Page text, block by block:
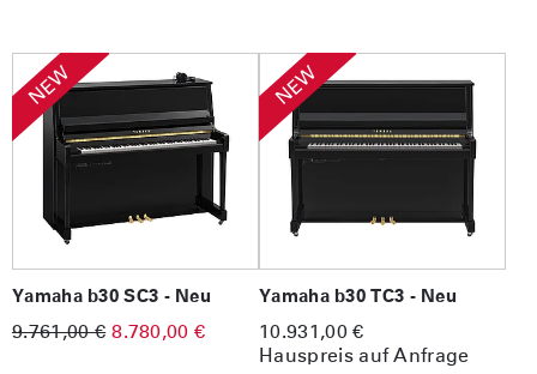
NEW
Yamaha b30 SC3 - Neu
9.761,00 € 8.780,00 €
NEW
Yamaha b30 TC3 - Neu
10.931,00 €
Hauspreis auf Anfrage